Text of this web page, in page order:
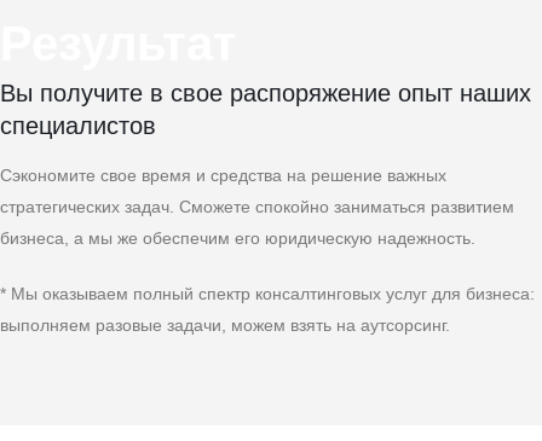
Вы получите в свое распоряжение опыт наших
специалистов
Сэкономите свое время и средства на решение важных
стратегических задач. Сможете спокойно заниматься развитием
бизнеса, а мы же обеспечим его юридическую надежность.
* Мы оказываем полный спектр консалтинговых услуг для бизнеса:
выполняем разовые задачи, можем взять на аутсорсинг.